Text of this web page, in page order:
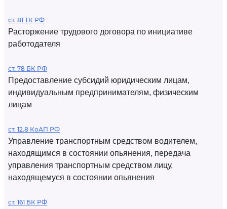
ст. 81 ТК РФ
Расторжение трудового договора по инициативе
работодателя
ст. 78 БК РФ
Предоставление субсидий юридическим лицам,
индивидуальным предпринимателям, физическим
лицам
ст. 12.8 КоАП РФ
Управление транспортным средством водителем,
находящимся в состоянии опьянения, передача
управления транспортным средством лицу,
находящемуся в состоянии опьянения
ст. 161 БК РФ